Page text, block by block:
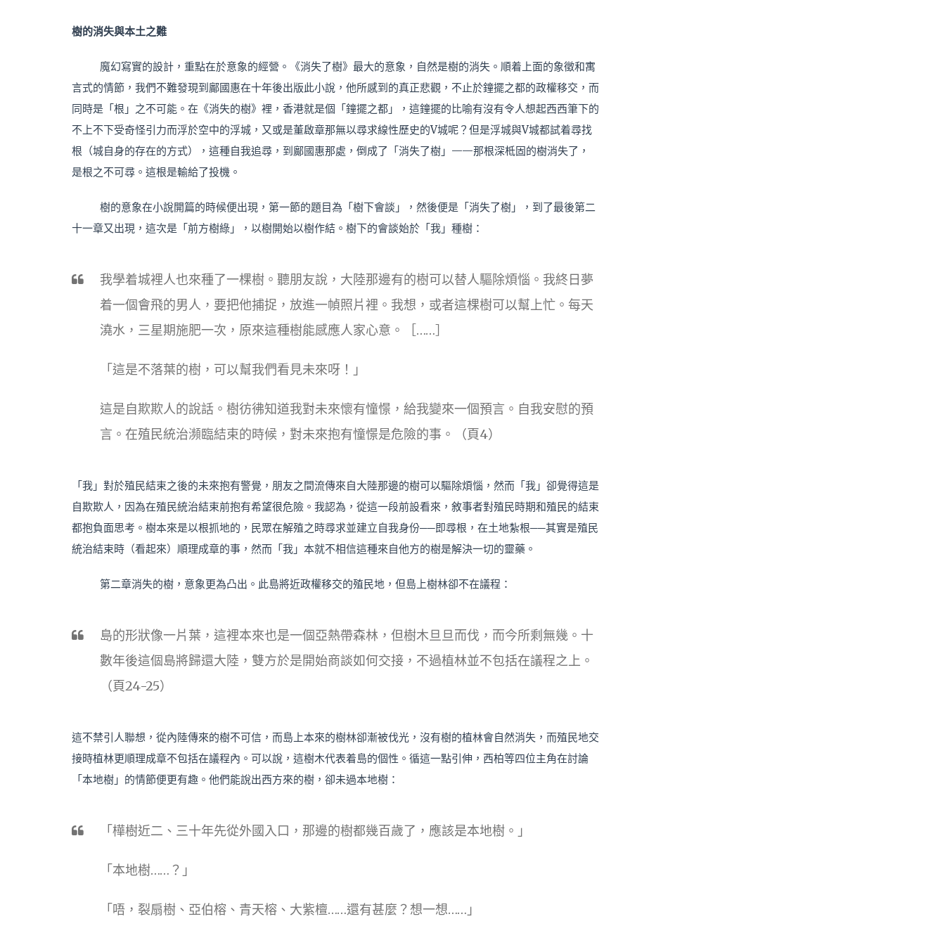
樹的消失與本土之難
魔幻寫實的設計，重點在於意象的經營。《消失了樹》最大的意象，自然是樹的消失。順着上面的象徵和寓
言式的情節，我們不難發現到鄺國惠在十年後出版此小說，他所感到的真正悲觀，不止於鐘擺之都的政權移交，而
同時是「根」之不可能。在《消失的樹》裡，香港就是個「鐘擺之都」，這鐘擺的比喻有沒有令人想起西西筆下的
不上不下受奇怪引力而浮於空中的浮城，又或是董啟章那無以尋求線性歷史的V城呢？但是浮城與V城都試着尋找
根（城自身的存在的方式），這種自我追尋，到鄺國惠那處，倒成了「消失了樹」——那根深柢固的樹消失了，
是根之不可尋。這根是輸給了投機。
樹的意象在小說開篇的時候便出現，第一節的題目為「樹下會談」，然後便是「消失了樹」，到了最後第二
十一章又出現，這次是「前方樹綠」，以樹開始以樹作結。樹下的會談始於「我」種樹：
我學着城裡人也來種了一棵樹。聽朋友說，大陸那邊有的樹可以替人驅除煩惱。我終日夢
着一個會飛的男人，要把他捕捉，放進一幀照片裡。我想，或者這棵樹可以幫上忙。每天
澆水，三星期施肥一次，原來這種樹能感應人家心意。［……］
「這是不落葉的樹，可以幫我們看見未來呀！」
這是自欺欺人的說話。樹彷彿知道我對未來懷有憧憬，給我變來一個預言。自我安慰的預
言。在殖民統治瀕臨結束的時候，對未來抱有憧憬是危險的事。（頁4）
「我」對於殖民結束之後的未來抱有警覺，朋友之間流傳來自大陸那邊的樹可以驅除煩惱，然而「我」卻覺得這是
自欺欺人，因為在殖民統治結束前抱有希望很危險。我認為，從這一段前設看來，敘事者對殖民時期和殖民的結束
都抱負面思考。樹本來是以根抓地的，民眾在解殖之時尋求並建立自我身份──即尋根，在土地紮根──其實是殖民
統治結束時（看起來）順理成章的事，然而「我」本就不相信這種來自他方的樹是解決一切的靈藥。
第二章消失的樹，意象更為凸出。此島將近政權移交的殖民地，但島上樹林卻不在議程：
島的形狀像一片葉，這裡本來也是一個亞熱帶森林，但樹木旦旦而伐，而今所剩無幾。十
數年後這個島將歸還大陸，雙方於是開始商談如何交接，不過植林並不包括在議程之上。
（頁24-25）
這不禁引人聯想，從內陸傳來的樹不可信，而島上本來的樹林卻漸被伐光，沒有樹的植林會自然消失，而殖民地交
接時植林更順理成章不包括在議程內。可以說，這樹木代表着島的個性。循這一點引伸，西柏等四位主角在討論
「本地樹」的情節便更有趣。他們能說出西方來的樹，卻未過本地樹：
「樺樹近二、三十年先從外國入口，那邊的樹都幾百歲了，應該是本地樹。」
「本地樹……？」
「唔，裂扇樹、亞伯榕、青天榕、大紫檀……還有甚麼？想一想……」